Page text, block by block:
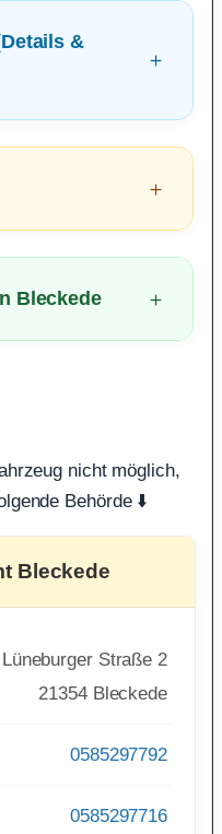
&
Bleckede
nicht möglich,
Behörde ⬇️
Bleckede
Lüneburger Straße 2
21354 Bleckede
0585297792
0585297716